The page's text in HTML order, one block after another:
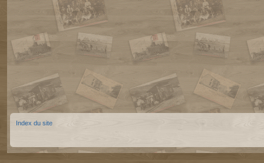
Index du site